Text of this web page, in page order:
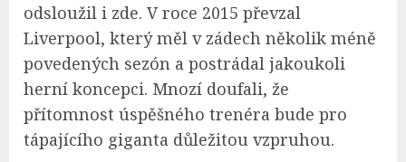
odsloužil i zde. V roce 2015 převzal
Liverpool, který měl v zádech několik méně
povedených sezón a postrádal jakoukoli
herní koncepci. Mnozí doufali, že
přítomnost úspěšného trenéra bude pro
tápajícího giganta důležitou vzpruhou.